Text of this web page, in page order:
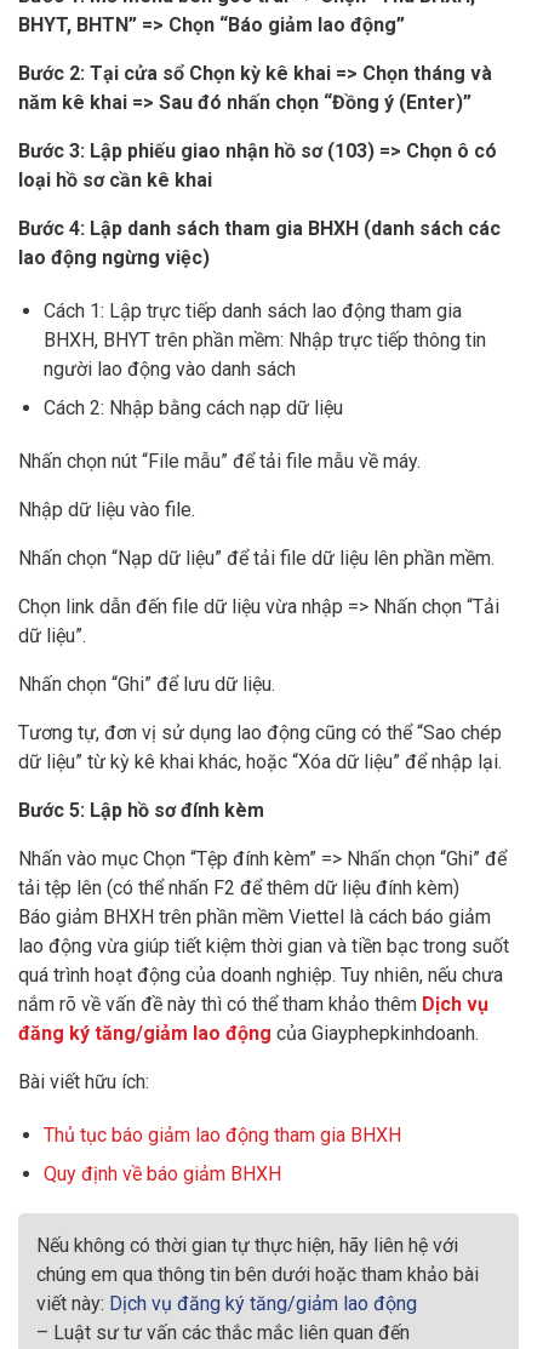
BHYT, BHTN” => Chọn “Báo giảm lao động”
Bước 2: Tại cửa sổ Chọn kỳ kê khai => Chọn tháng và
năm kê khai => Sau đó nhấn chọn “Đồng ý (Enter)”
Bước 3: Lập phiếu giao nhận hồ sơ (103) => Chọn ô có
loại hồ sơ cần kê khai
Bước 4: Lập danh sách tham gia BHXH (danh sách các
lao động ngừng việc)
Cách 1: Lập trực tiếp danh sách lao động tham gia
BHXH, BHYT trên phần mềm: Nhập trực tiếp thông tin
người lao động vào danh sách
Cách 2: Nhập bằng cách nạp dữ liệu
Nhấn chọn nút “File mẫu” để tải file mẫu về máy.
Nhập dữ liệu vào file.
Nhấn chọn “Nạp dữ liệu” để tải file dữ liệu lên phần mềm.
Chọn link dẫn đến file dữ liệu vừa nhập => Nhấn chọn “Tải
dữ liệu”.
Nhấn chọn “Ghi” để lưu dữ liệu.
Tương tự, đơn vị sử dụng lao động cũng có thể “Sao chép
dữ liệu” từ kỳ kê khai khác, hoặc “Xóa dữ liệu” để nhập lại.
Bước 5: Lập hồ sơ đính kèm
Nhấn vào mục Chọn “Tệp đính kèm” => Nhấn chọn “Ghi” để
tải tệp lên (có thể nhấn F2 để thêm dữ liệu đính kèm)
Báo giảm BHXH trên phần mềm Viettel là cách báo giảm
lao động vừa giúp tiết kiệm thời gian và tiền bạc trong suốt
quá trình hoạt động của doanh nghiệp. Tuy nhiên, nếu chưa
nắm rõ về vấn đề này thì có thể tham khảo thêm Dịch vụ
đăng ký tăng/giảm lao động của Giayphepkinhdoanh.
Bài viết hữu ích:
Thủ tục báo giảm lao động tham gia BHXH
Quy định về báo giảm BHXH
Nếu không có thời gian tự thực hiện, hãy liên hệ với
chúng em qua thông tin bên dưới hoặc tham khảo bài
viết này: Dịch vụ đăng ký tăng/giảm lao động
– Luật sư tư vấn các thắc mắc liên quan đến